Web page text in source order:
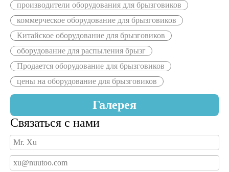
производители оборудования для брызговиков
коммерческое оборудование для брызговиков
Китайское оборудование для брызговиков
оборудование для распыления брызг
Продается оборудование для брызговиков
цены на оборудование для брызговиков
Галерея
Связаться с нами